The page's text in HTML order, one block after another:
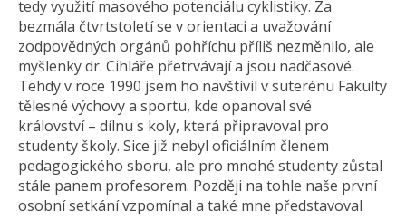
tedy využití masového potenciálu cyklistiky. Za
bezmála čtvrtstoletí se v orientaci a uvažování
zodpovědných orgánů pohříchu příliš nezměnilo, ale
myšlenky dr. Cihláře přetrvávají a jsou nadčasové.
Tehdy v roce 1990 jsem ho navštívil v suterénu Fakulty
tělesné výchovy a sportu, kde opanoval své
království – dílnu s koly, která připravoval pro
studenty školy. Sice již nebyl oficiálním členem
pedagogického sboru, ale pro mnohé studenty zůstal
stále panem profesorem. Později na tohle naše první
osobní setkání vzpomínal a také mne představoval